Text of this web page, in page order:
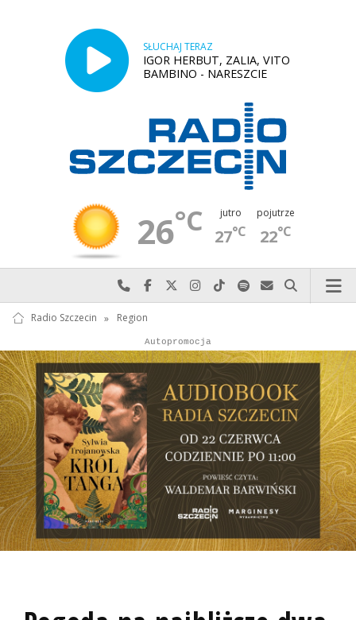
SŁUCHAJ TERAZ
IGOR HERBUT, ZALIA, VITO
BAMBINO - NARESZCIE
26°C jutro
27°C
pojutrze
22°C
Najlepiej po prostu do nas zadzwoń
Odwiedź nas na Facebook-u
Odwiedź nas na X
Odwiedź nas na Instagram-ie
Odwiedź nas na TikTok-u
Szukaj nas na Spotify
Wyślij do nas
Szukaj
Radio Szczecin » Region
Reklama
Autopromocja